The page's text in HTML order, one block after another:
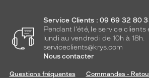
Service Clients : 09 69 32 80
Pendant l'été, le service
lundi au vendredi de 10h à 18h.
serviceclients@krys.com
Nous contacter
Questions fréquentes
Commandes -